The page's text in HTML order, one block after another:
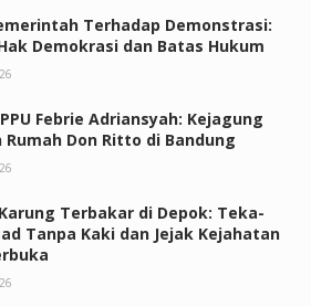
Terhadap Demonstrasi:
Demokrasi dan Batas Hukum
Febrie Adriansyah: Kejagung
Rumah Don Ritto di Bandung
Terbakar di Depok: Teka-
Tanpa Kaki dan Jejak Kejahatan